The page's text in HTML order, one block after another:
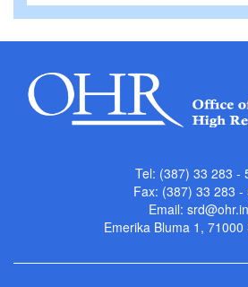
Tel: (387) 33 283 -
Fax: (387) 33 283 -
Email:
Emerika Bluma 1, 71000